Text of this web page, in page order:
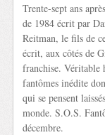
Trente-sept ans
de 1984 écrit par
Reitman, le fils de
écrit, aux côtés de
franchise. Véritable
fantômes inédite
qui se pensent
monde. S.O.S.
décembre.